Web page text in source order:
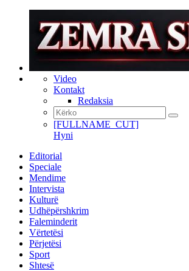
Video
Kontakt
Redaksia
[FULLNAME_CUT]
Hyni
Editorial
Speciale
Mendime
Intervista
Kulturë
Udhëpërshkrim
Faleminderit
Vërtetësi
Përjetësi
Sport
Shtesë